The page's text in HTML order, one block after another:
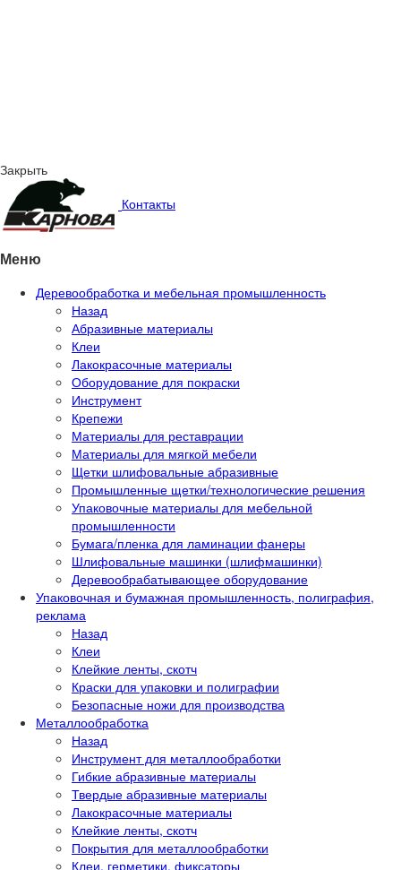
Закрыть
Контакты
Меню
Деревообработка и мебельная промышленность
Назад
Абразивные материалы
Клеи
Лакокрасочные материалы
Оборудование для покраски
Инструмент
Крепежи
Материалы для реставрации
Материалы для мягкой мебели
Щетки шлифовальные абразивные
Промышленные щетки/технологические решения
Упаковочные материалы для мебельной
промышленности
Бумага/пленка для ламинации фанеры
Шлифовальные машинки (шлифмашинки)
Деревообрабатывающее оборудование
Упаковочная и бумажная промышленность, полиграфия,
реклама
Назад
Клеи
Клейкие ленты, скотч
Краски для упаковки и полиграфии
Безопасные ножи для производства
Металлообработка
Назад
Инструмент для металлообработки
Гибкие абразивные материалы
Твердые абразивные материалы
Лакокрасочные материалы
Клейкие ленты, скотч
Покрытия для металлообработки
Клеи, герметики, фиксаторы